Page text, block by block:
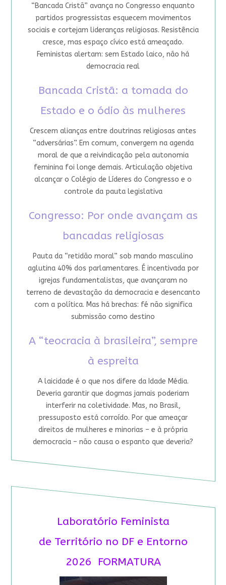
“Bancada Cristã” avança no Congresso enquanto
partidos progressistas esquecem movimentos
sociais e cortejam lideranças religiosas. Resistência
cresce, mas espaço cívico está ameaçado.
Feministas alertam: sem Estado laico, não há
democracia real
Bancada Cristã: a tomada do
Estado e o ódio às mulheres
Crescem alianças entre doutrinas religiosas antes
“adversárias”. Em comum, convergem na agenda
moral de que a reivindicação pela autonomia
feminina foi longe demais. Articulação objetiva
alcançar o Colégio de Líderes do Congresso e o
controle da pauta legislativa
Congresso: Por onde avançam as
bancadas religiosas
Pauta da “retidão moral” sob mando masculino
aglutina 40% dos parlamentares. É incentivada por
igrejas fundamentalistas, que avançaram no
terreno de devastação da democracia e desencanto
com a política. Mas há brechas: fé não significa
submissão como destino
A “teocracia à brasileira”, sempre
à espreita
A laicidade é o que nos difere da Idade Média.
Deveria garantir que dogmas jamais poderiam
interferir na coletividade. Mas, no Brasil,
pressuposto está corroído. Por que ameaçar
direitos de mulheres e minorias – e à própria
democracia – não causa o espanto que deveria?
Laboratório Feminista
de Território no DF e Entorno
2026 FORMATURA